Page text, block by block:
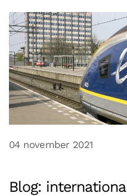
04 november 2021
Blog: